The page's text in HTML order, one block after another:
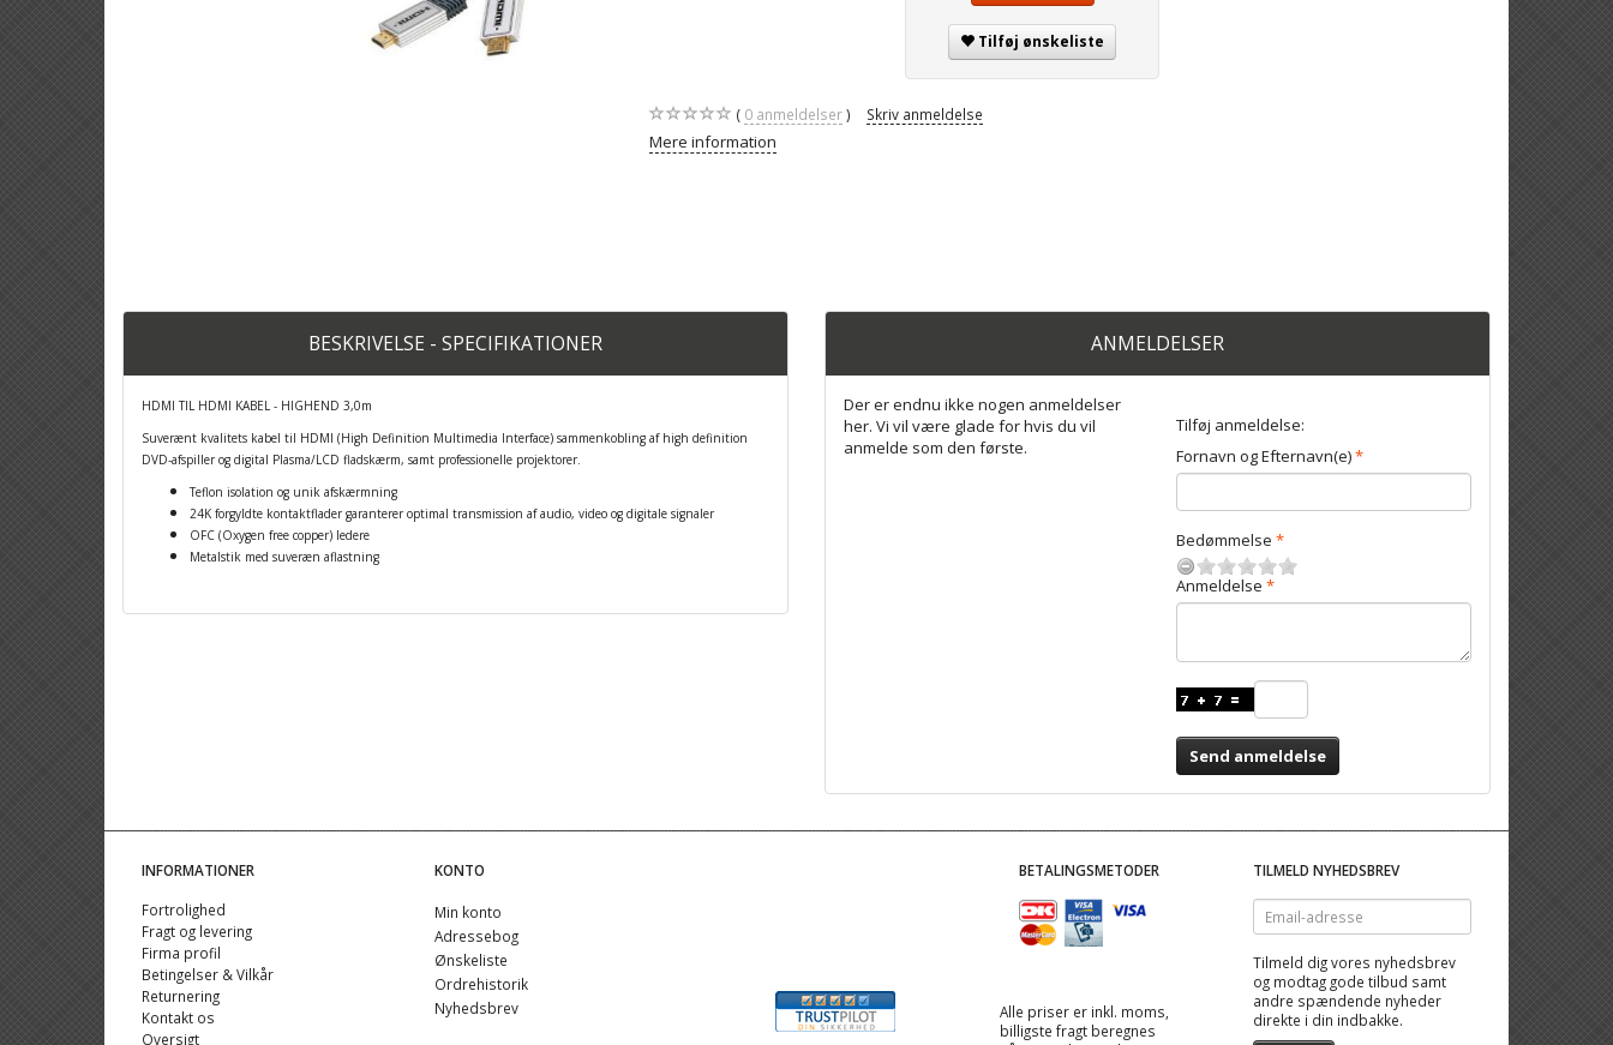
Tilføj ønskeliste
0anmeldelser Skriv anmeldelse
Mere information
BESKRIVELSE - SPECIFIKATIONER
HDMI TIL HDMI KABEL - HIGHEND 3,0m
Suverænt kvalitets kabel til HDMI (High Definition Multimedia Interface) sammenkobling af high definition
DVD-afspiller og digital Plasma/LCD fladskærm, samt professionelle projektorer.
Teflon isolation og unik afskærmning
24K forgyldte kontaktflader garanterer optimal transmission af audio, video og digitale signaler
OFC (Oxygen free copper) ledere
Metalstik med suveræn aflastning
ANMELDELSER
Der er endnu ikke nogen anmeldelser
her. Vi vil være glade for hvis du vil
anmelde som den første.
Tilføj anmeldelse:
Fornavn og Efternavn(e)
Bedømmelse
Anmeldelse
Send anmeldelse
INFORMATIONER
Fortrolighed
Fragt og levering
Firma profil
Betingelser & Vilkår
Returnering
Kontakt os
Oversigt
KONTO
Min konto
Adressebog
Ønskeliste
Ordrehistorik
Nyhedsbrev
BETALINGSMETODER
Alle priser er inkl. moms,
billigste fragt beregnes
TILMELD NYHEDSBREV
Email-
adresse
Tilmeld dig vores nyhedsbrev
og modtag gode tilbud samt
andre spændende nyheder
direkte i din indbakke.